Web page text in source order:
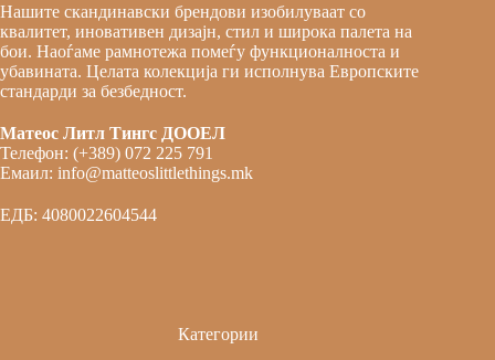
Нашите скандинавски брендови изобилуваат со
квалитет, иновативен дизајн, стил и широка палета на
бои. Наоѓаме рамнотежа помеѓу функционалноста и
убавината. Целата колекција ги исполнува Европските
стандарди за безбедност.
Матеос Литл Тингс ДООЕЛ
Телефон: (+389) 072 225 791
Емаил: info@matteoslittlethings.mk
ЕДБ: 4080022604544
Категории